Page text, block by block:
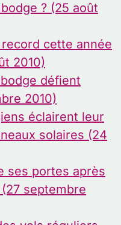
? (25 août
cette année
2010)
défient
2010)
éclairent leur
solaires (24
ses portes après
septembre